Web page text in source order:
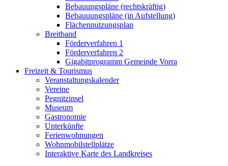
Bebauungspläne (rechtskräftig)
Bebauuungspläne (in Aufstellung)
Flächennutzungsplan
Breitband
Förderverfahren 1
Förderverfahren 2
Gigabitprogramm Gemeinde Vorra
Freizeit & Tourismus
Veranstaltungskalender
Vereine
Pegnitzinsel
Museum
Gastronomie
Unterkünfte
Ferienwohnungen
Wohnmobilstellplätze
Interaktive Karte des Landkreises